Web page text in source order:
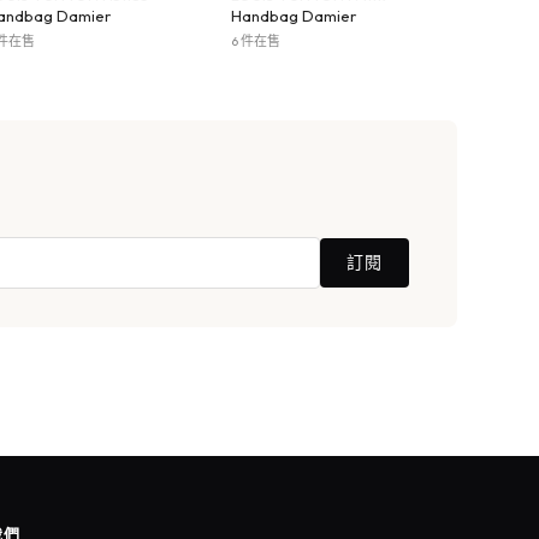
Damier
在售
Handbag Damier
6 件在售
訂閱